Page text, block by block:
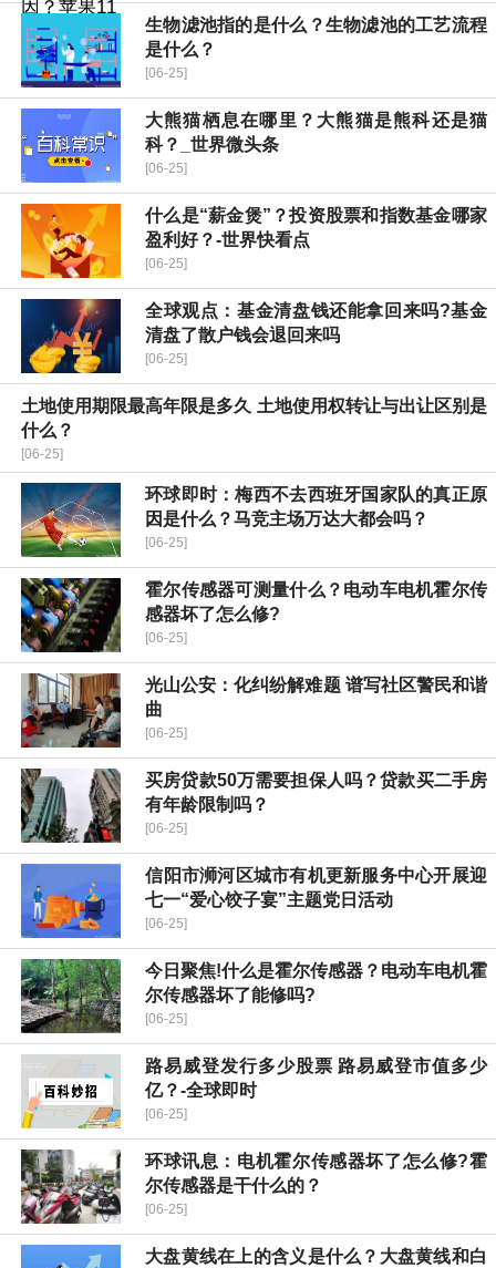
生物滤池指的是什么？生物滤池的工艺流程
是什么？
[06-25]
大熊猫栖息在哪里？大熊猫是熊科还是猫
科？_世界微头条
[06-25]
什么是“薪金煲”？投资股票和指数基金哪家
盈利好？-世界快看点
[06-25]
全球观点：基金清盘钱还能拿回来吗?基金
清盘了散户钱会退回来吗
[06-25]
土地使用期限最高年限是多久 土地使用权转让与出让区别是
什么？
[06-25]
环球即时：梅西不去西班牙国家队的真正原
因是什么？马竞主场万达大都会吗？
[06-25]
霍尔传感器可测量什么？电动车电机霍尔传
感器坏了怎么修?
[06-25]
光山公安：化纠纷解难题 谱写社区警民和谐
曲
[06-25]
买房贷款50万需要担保人吗？贷款买二手房
有年龄限制吗？
[06-25]
​信阳市浉河区城市有机更新服务中心开展迎
七一“爱心饺子宴”主题党日活动
[06-25]
今日聚焦!什么是霍尔传感器？电动车电机霍
尔传感器坏了能修吗?
[06-25]
路易威登发行多少股票 路易威登市值多少
亿？-全球即时
[06-25]
环球讯息：电机霍尔传感器坏了怎么修?霍
尔传感器是干什么的？
[06-25]
大盘黄线在上的含义是什么？大盘黄线和白